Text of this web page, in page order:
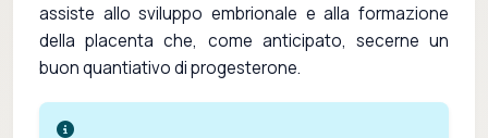
assiste allo sviluppo embrionale e alla formazione
della placenta che, come anticipato, secerne un
buon quantiativo di progesterone.